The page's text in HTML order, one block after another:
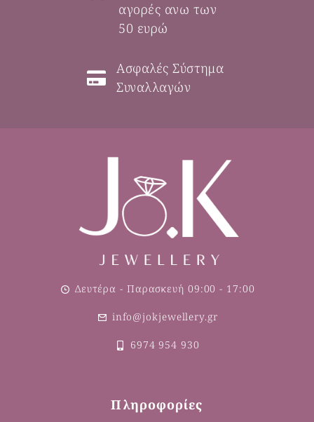
αγορές ανω των
50 ευρώ
Ασφαλές Σύστημα
Συναλλαγών
Δευτέρα - Παρασκευή 09:00 - 17:00
info@jokjewellery.gr
6974 954 930
Πληροφορίες